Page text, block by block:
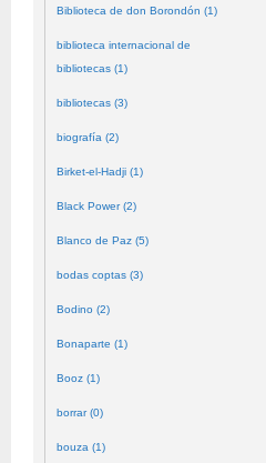
Biblioteca de don Borondón (1)
biblioteca internacional de
bibliotecas (1)
bibliotecas (3)
biografía (2)
Birket-el-Hadji (1)
Black Power (2)
Blanco de Paz (5)
bodas coptas (3)
Bodino (2)
Bonaparte (1)
Booz (1)
borrar (0)
bouza (1)